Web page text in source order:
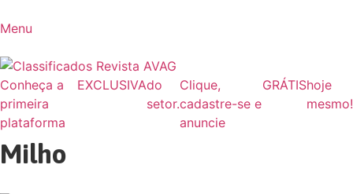
para
conteúdo
Menu
Conheça a
primeira
plataforma
EXCLUSIVAdo
setor.
Clique,
cadastre-se e
anuncie
GRÁTIShoje
mesmo!
Milho